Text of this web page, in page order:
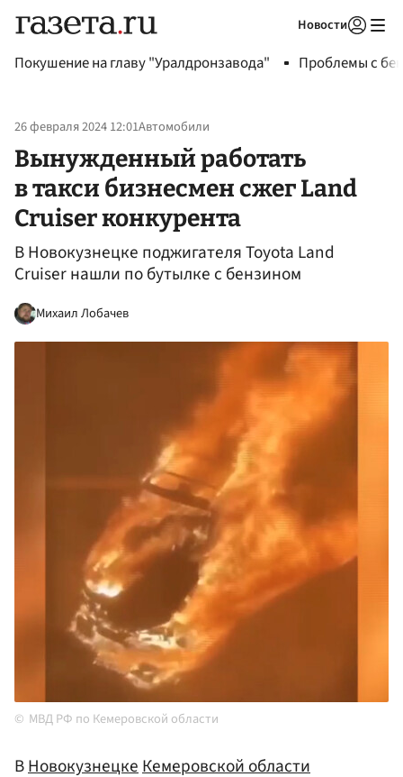
Новости
Покушение на главу "Уралдронзавода" Проблемы с
26 февраля 2024 12:01Автомобили
Вынужденный работать
в такси бизнесмен сжег Land
Cruiser конкурента
В Новокузнецке поджигателя Toyota Land
Cruiser нашли по бутылке с бензином
Михаил Лобачев
МВД РФ по Кемеровской области
ВНовокузнецкеКемеровской области